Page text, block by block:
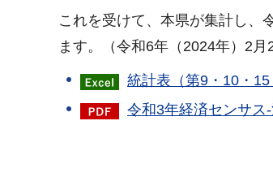
これを受けて、本県が集計し、
ます。（令和6年（2024年）2月
統計表（第9・10・15
令和3年経済センサス